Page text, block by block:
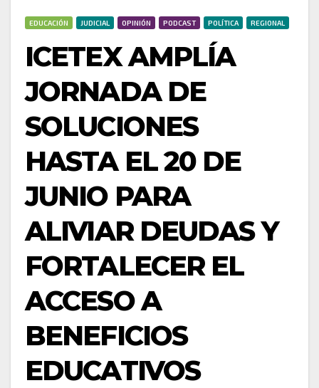
EDUCACIÓN JUDICIAL OPINIÓN PODCAST POLÍTICA REGIONAL
ICETEX AMPLÍA
JORNADA DE
SOLUCIONES
HASTA EL 20 DE
JUNIO PARA
ALIVIAR DEUDAS Y
FORTALECER EL
ACCESO A
BENEFICIOS
EDUCATIVOS